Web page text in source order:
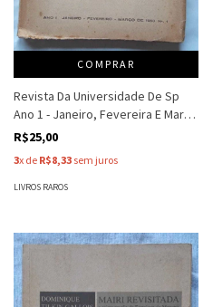
COMPRAR
Revista Da Universidade De Sp
Ano 1 - Janeiro, Fevereira E Março
1950 - Universidade De Sp
R$25,00
3x de R$8,33 sem juros
LIVROS RAROS